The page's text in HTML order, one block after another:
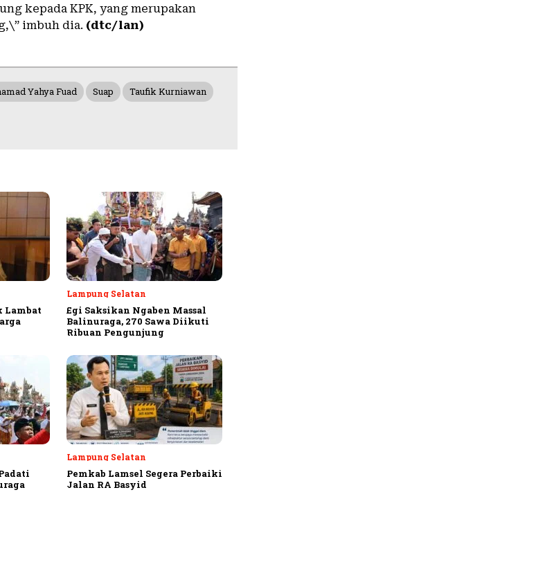
kepada KPK, yang merupakan
imbuh dia. (dtc/lan)
Yahya Fuad Suap Taufik Kurniawan
Lambat
Lampung Selatan
Egi Saksikan Ngaben Massal
Balinuraga, 270 Sawa Diikuti
Ribuan Pengunjung
Lampung Selatan
Pemkab Lamsel Segera Perbaiki
Jalan RA Basyid